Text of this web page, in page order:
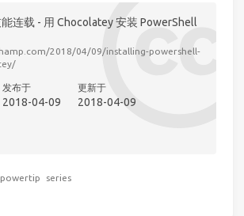
连载 - 用 Chocolatey 安装 PowerShell
2018/04/09/installing-powershell-
发布于
2018-04-09
更新于
2018-04-09
powertip series